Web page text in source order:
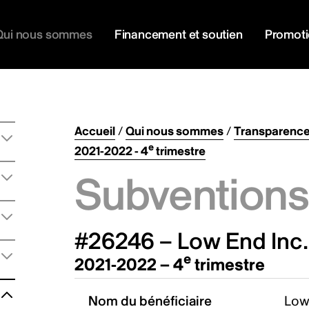
nous sommes Financement et soutien
Accueil/Qui nous sommes/
2021-2022 - 4etrimestre
#26246 – Low End Inc.
2021-2022 – 4e trimestre
Nom du bénéficiaire